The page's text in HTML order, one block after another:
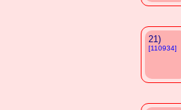
21)
[110934]